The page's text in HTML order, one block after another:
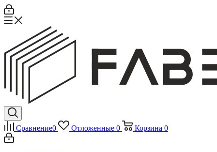
Сравнение0 Отложенные 0 Корзина 0